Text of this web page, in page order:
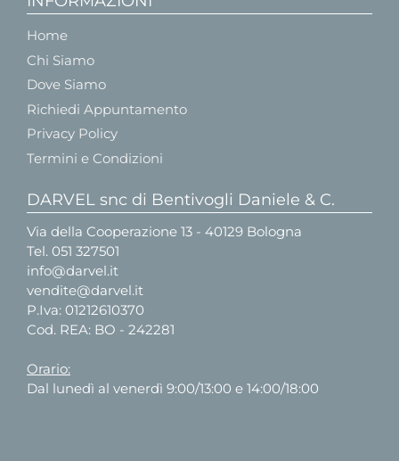
Home
Chi Siamo
Dove Siamo
Richiedi Appuntamento
Privacy Policy
Termini e Condizioni
DARVEL snc di Bentivogli Daniele & C.
Via della Cooperazione 13 - 40129 Bologna
Tel. 051 327501
info@darvel.it
vendite@darvel.it
P.Iva: 01212610370
Cod. REA: BO - 242281
Orario:
Dal lunedì al venerdì 9:00/13:00 e 14:00/18:00